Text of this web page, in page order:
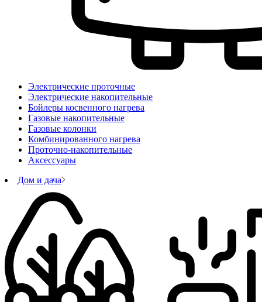
Электрические проточные
Электрические накопительные
Бойлеры косвенного нагрева
Газовые накопительные
Газовые колонки
Комбинированного нагрева
Проточно-накопительные
Аксессуары
Дом и дача